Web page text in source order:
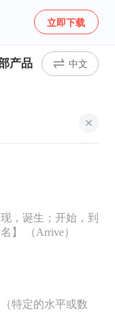
立即下载
产品 中文
，诞生；开始，到
】 （Arrive）
特定的水平或数